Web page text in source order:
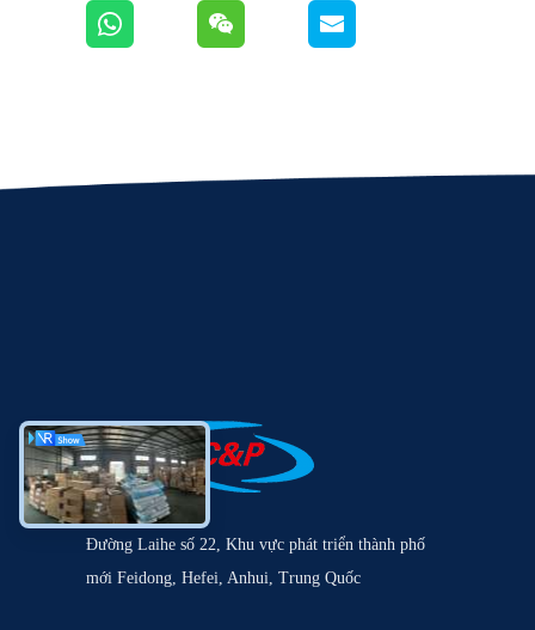
Đường Laihe số 22, Khu vực phát triển thành phố
mới Feidong, Hefei, Anhui, Trung Quốc